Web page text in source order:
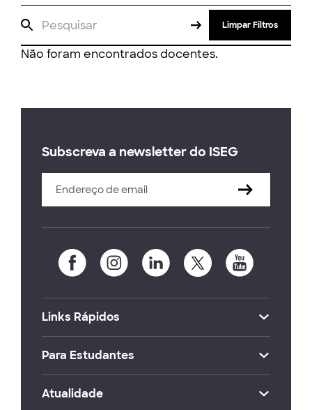
Limpar Filtros
Não foram encontrados docentes.
Subscreva a newsletter do ISEG
Links Rápidos
Para Estudantes
Atualidade